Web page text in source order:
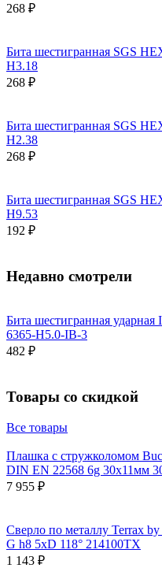
268 ₽
Бита шестигранная SGS
H3.18
268 ₽
Бита шестигранная SGS
H2.38
268 ₽
Бита шестигранная SGS
H9.53
192 ₽
Недавно смотрели
Бита шестигранная
6365-H5.0-IB-3
482 ₽
Товары со скидкой
Все товары
Плашка с стружколомом
DIN EN 22568 6g 30х11мм
7 955 ₽
Сверло по металлу Terrax
G h8 5xD 118° 214100TX
1 143 ₽